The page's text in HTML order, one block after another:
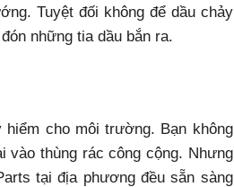
Tuyệt đối không để dầu chảy
những tia dầu bắn ra.
cho môi trường. Bạn không
vào thùng rác công cộng. Nhưng
tại địa phương đều sẵn sàng